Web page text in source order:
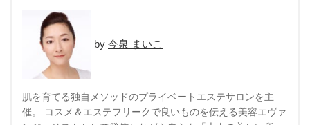
今泉 まいこ
肌を育てる独自メソッドのプライベートエステサロンを主
催。 コスメ＆エステフリークで良いものを伝える美容エヴァ